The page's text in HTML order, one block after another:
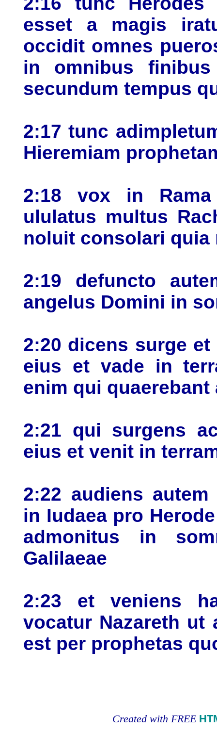
esset a magis
occidit omnes
in omnibus
secundum tempus
2:17 tunc
Hieremiam
2:18 vox in
ululatus multus
noluit consolari quia
2:19 defuncto
angelus Domini in
2:20 dicens surge
eius et vade in
enim qui quaerebant
2:21 qui surgens
eius et venit in
2:22 audiens
in Iudaea pro
admonitus in
Galilaeae
2:23 et veniens
vocatur Nazareth ut
est per prophetas
Created with FREE